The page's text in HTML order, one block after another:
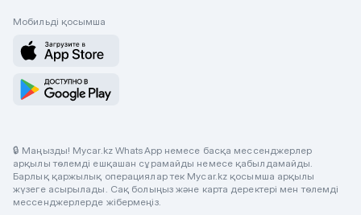
Мобильді қосымша
🔒 Маңызды! Mycar.kz WhatsApp немесе басқа мессенджерлер
арқылы төлемді ешқашан сұрамайды немесе қабылдамайды.
Барлық қаржылық операциялар тек Mycar.kz қосымша арқылы
жүзеге асырылады. Сақ болыңыз және карта деректері мен төлемді
мессенджерлерде жібермеңіз.